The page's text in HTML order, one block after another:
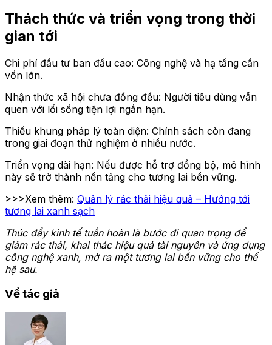
Thách thức và triển vọng trong thời
gian tới
Chi phí đầu tư ban đầu cao: Công nghệ và hạ tầng cần
vốn lớn.
Nhận thức xã hội chưa đồng đều: Người tiêu dùng vẫn
quen với lối sống tiện lợi ngắn hạn.
Thiếu khung pháp lý toàn diện: Chính sách còn đang
trong giai đoạn thử nghiệm ở nhiều nước.
Triển vọng dài hạn: Nếu được hỗ trợ đồng bộ, mô hình
này sẽ trở thành nền tảng cho tương lai bền vững.
>>>Xem thêm: Quản lý rác thải hiệu quả – Hướng tới
tương lai xanh sạch
Thúc đẩy kinh tế tuần hoàn là bước đi quan trọng để
giảm rác thải, khai thác hiệu quả tài nguyên và ứng dụng
công nghệ xanh, mở ra một tương lai bền vững cho thế
hệ sau.
Về tác giả